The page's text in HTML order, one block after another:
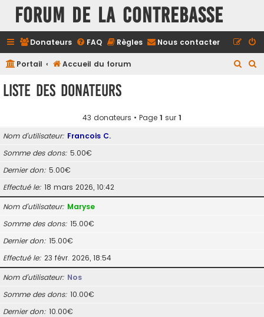
FORUM DE LA CONTREBASSE
Donateurs FAQ Règles Nous contacter
Portail Accueil du forum
Liste des donateurs
43 donateurs • Page 1 sur 1
Nom d’utilisateur Francois C.
Somme des dons 5.00€
Dernier don 5.00€
Effectué le 18 mars 2026, 10:42
Nom d’utilisateur Maryse
Somme des dons 15.00€
Dernier don 15.00€
Effectué le 23 févr. 2026, 18:54
Nom d’utilisateur Nos
Somme des dons 10.00€
Dernier don 10.00€